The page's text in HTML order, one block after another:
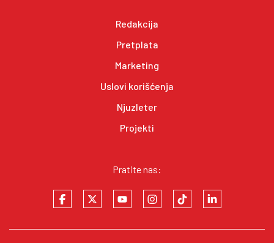
Redakcija
Pretplata
Marketing
Uslovi korišćenja
Njuzleter
Projekti
Pratite nas: